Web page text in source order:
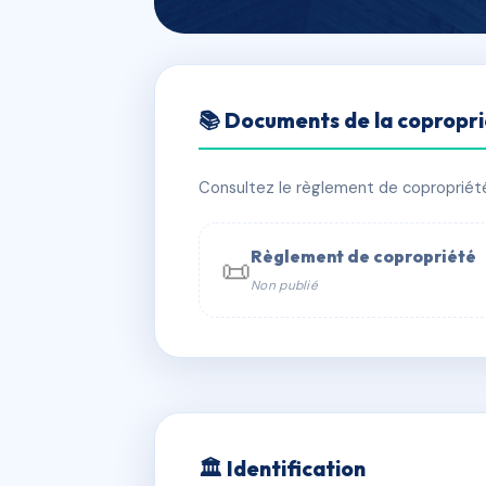
Copropriété Le
📍 561 r des gentianes 38410
📞 Contacter Syndic Digital
📚 Documents de la
Consultez le règlement de
📜Règlement de copropriété
Non publié
🏛 Identification